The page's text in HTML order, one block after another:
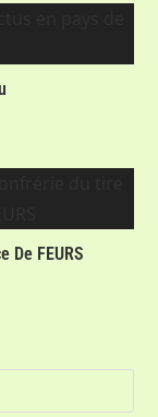
De FEURS